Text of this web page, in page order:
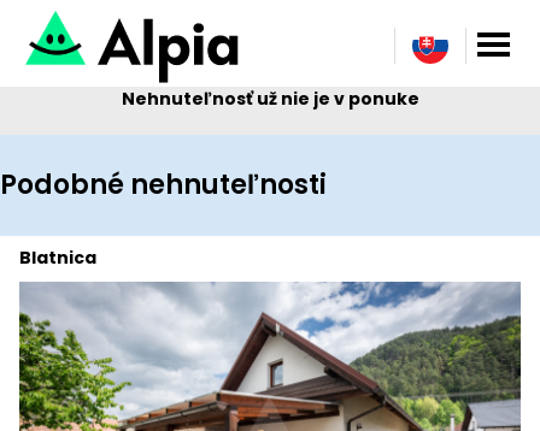
Nehnuteľnosť už nie je v ponuke
Podobné nehnuteľnosti
Blatnica